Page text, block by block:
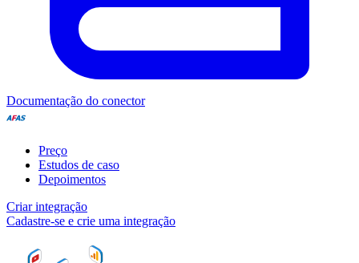
Documentação do conector
Preço
Estudos de caso
Depoimentos
Criar integração
Cadastre-se e crie uma integração